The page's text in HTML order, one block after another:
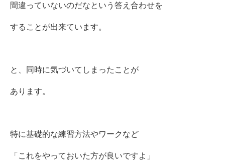
間違っていないのだなという答え合わせを
することが出来ています。
と、同時に気づいてしまったことが
あります。
特に基礎的な練習方法やワークなど
「これをやっておいた方が良いですよ」